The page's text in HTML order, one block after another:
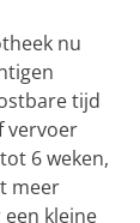
nu
tijd
vervoer
6 weken,
meer
kleine